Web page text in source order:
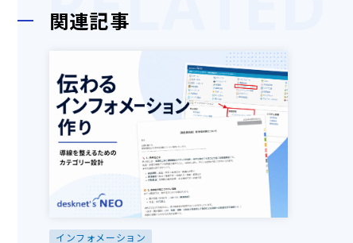
関連記事
インフォメーション